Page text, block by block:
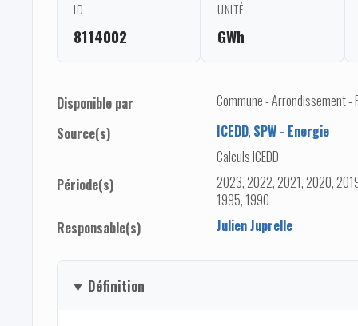
ID
8114002
UNITÉ
GWh
Disponible par
Commune - Arrondissement -
Source(s)
ICEDD, SPW - Energie
Calculs ICEDD
Période(s)
2023, 2022, 2021, 2020,
1995, 1990
Responsable(s)
Julien Juprelle
Définition